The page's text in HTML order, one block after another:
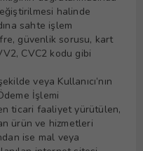
halinde
sahte işlem
güvenlik sorusu, kart
CVC2 kodu gibi
veya Kullanıcı’nın
İşlemi
ticari faaliyet yürütülen,
ürün ve hizmetleri
ise mal veya